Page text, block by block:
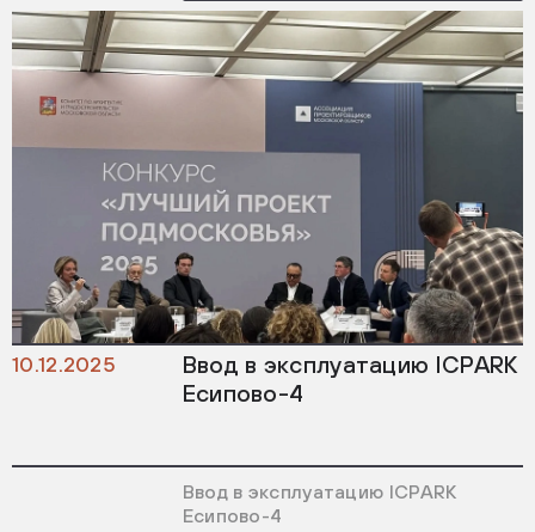
10.12.2025
Ввод в эксплуатацию ICPARK
Есипово-4
Ввод в эксплуатацию ICPARK
Есипово-4